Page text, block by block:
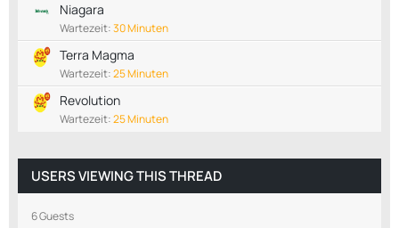
Niagara
Wartezeit:30 Minuten
Terra Magma
Wartezeit:25 Minuten
Revolution
Wartezeit:25 Minuten
USERS VIEWING THIS THREAD
6 Guests